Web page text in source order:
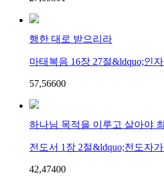
행한 대로 받으리라
마태복음 16장 27절&ldquo;인
57,56600
하나님 목적을 이루고 살아야
전도서 1장 2절&ldquo;전도자
42,47400